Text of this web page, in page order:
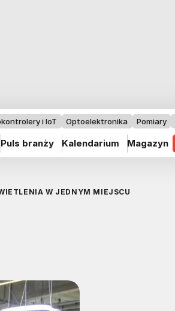
i IoT Optoelektronika Pomiary
Puls branży Kalendarium Magazyn
W JEDNYM MIEJSCU